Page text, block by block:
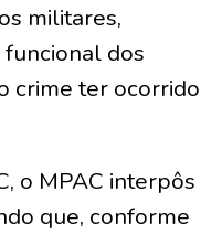
militares,
dos
crime ter ocorrido
o MPAC interpôs
que, conforme